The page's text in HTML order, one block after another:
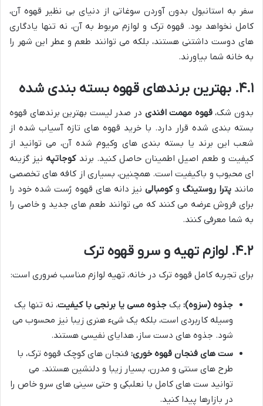
سفر به استانبول بدون آوردن سوغاتی از دنیای بی نظیر قهوه آن،
کامل نخواهد بود. قهوه ترک و لوازم مربوط به آن، نه تنها یادگاری
های دوست داشتنی هستند، بلکه می توانند طعم و عطر این شهر را
به خانه شما بیاورند.
۴.۱. بهترین برندهای قهوه بسته بندی شده
بدون شک،قهوه مهمت افندی در صدر لیست بهترین برندهای قهوه
بسته بندی شده قرار دارد. با خرید قهوه های تازه آسیاب شده از
شعب این برند یا بسته بندی های وکیوم شده آن، می توانید از
کیفیت و طعم اصیل اطمینان حاصل کنید. برندکوجاتپه نیز گزینه
ای محبوب و باکیفیت است. همچنین، بسیاری از کافه های تخصصی
مانند پترا روستینگوکومبالینیز دانه های قهوه رُست شده خود را
برای فروش عرضه می کنند که می توانند طعم های جدید و خاصی را
به شما معرفی کنند.
۴.۲. لوازم تهیه و سرو قهوه ترک
برای تجربه کامل قهوه ترک در خانه، تهیه لوازم مناسب ضروری است:
جذوه (سزوه): یک جذوه مسی یا برنجی با کیفیت، نه تنها یک
وسیله کاربردی است، بلکه یک شیء هنری زیبا نیز محسوب می
شود. جذوه های دست ساز، هدایای نفیسی هستند.
ست های فنجان قهوه خوری: فنجان های کوچک قهوه ترک، با
طرح های سنتی و مدرن، بسیار زیبا و دلنشین هستند. می
توانید ست های کامل با نعلبکی و حتی سینی های سرو خاص را
در بازارها پیدا کنید.